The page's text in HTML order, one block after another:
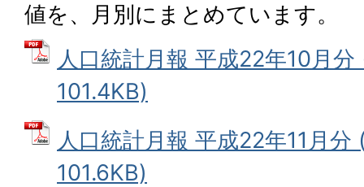
値を、月別にまとめています。
人口統計月報 平成22年10月
101.4KB)
人口統計月報 平成22年11月分
101.6KB)